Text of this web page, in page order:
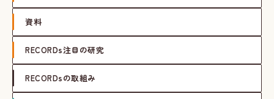
資料
RECORDs注目の研究
RECORDsの取組み